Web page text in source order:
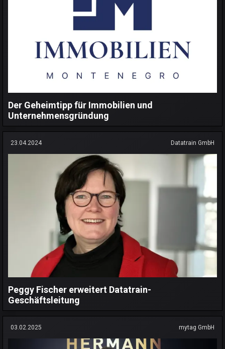
Der Geheimtipp für Immobilien und
Unternehmensgründung
23.04.2024 Datatrain GmbH
Peggy Fischer erweitert Datatrain-
Geschäftsleitung
03.02.2025 mytag GmbH